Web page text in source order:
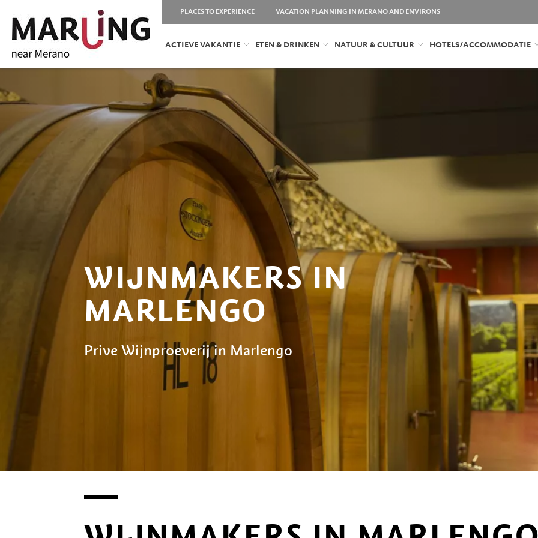
PLACES TO EXPERIENCE VACATION PLANNING IN MERANO AND ENVIRONS
ACTIEVE VAKANTIE ETEN & DRINKEN NATUUR & CULTUUR HOTELS/ACCOMMODATIE
WIJNMAKERS IN
MARLENGO
Prive Wijnproeverij in Marlengo